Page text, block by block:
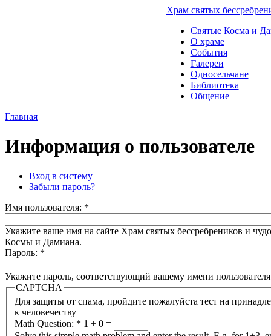
Храм святых
Святые Косма и
О храме
События
Галереи
Односельчане
Библиотека
Общение
Главная
Информация о пользователе
Вход в систему
Забыли пароль?
Имя пользователя: *
Укажите ваше имя на сайте Храм святых бессребреников и
Космы и Дамиана.
Пароль: *
Укажите пароль, соответствующий вашему имени
CAPTCHA
Для защиты от спама, пройдите пожалуйста тест на
к человечеству
Math Question: * 1 + 0 =